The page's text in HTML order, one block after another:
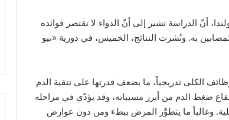
أنّ الدراسة تشير إلى أنّ الدواء لا تقتصر فوائده
به. ونُشرت النتائج، الخميس، في دورية «نيو
الكلى تدريجياً، ما يضعف قدرتها على تنقية الدم
ضغط الدم من أبرز مسبباته، وقد يؤدّي في مراحله
وغالباً ما يتطوَّر المرض ببطء ومن دون عوارض